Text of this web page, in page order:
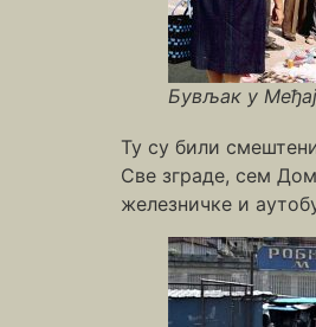
Бувљак у
Ту су били
Све зграде, сем
железничке и